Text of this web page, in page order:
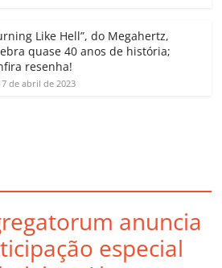
o
m
Like Hell”, do Megahertz,
quase 40 anos de história;
resenha!
de abril de 2023
anuncia
especial